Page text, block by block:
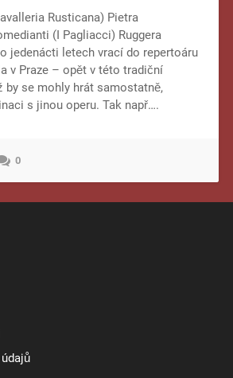
Rusticana) Pietra
(I Pagliacci) Ruggera
jedenácti letech vrací do repertoáru
v Praze – opět v této tradiční
by se mohly hrát samostatně,
s jinou operu. Tak např….
0